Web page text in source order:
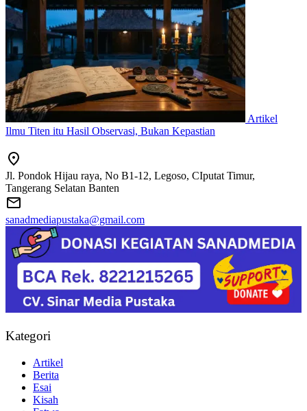
Artikel
Ilmu Titen itu Hasil Observasi, Bukan Kepastian
Jl. Pondok Hijau raya, No B1-12, Legoso, CIputat Timur,
Tangerang Selatan Banten
sanadmediapustaka@gmail.com
Kategori
Artikel
Berita
Esai
Kisah